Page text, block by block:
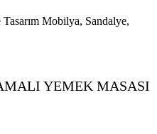
YEMEK MASASI